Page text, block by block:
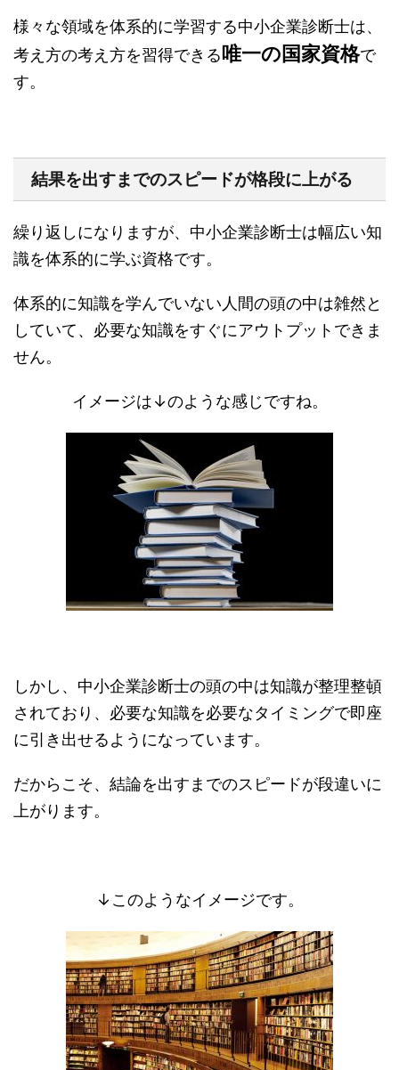
様々な領域を体系的に学習する中小企業診断士は、
考え方の考え方を習得できる 唯一の国家資格で
す。
結果を出すまでのスピードが格段に上がる
繰り返しになりますが、中小企業診断士は幅広い知
識を体系的に学ぶ資格です。
体系的に知識を学んでいない人間の頭の中は雑然と
していて、必要な知識をすぐにアウトプットできま
せん。
イメージは↓のような感じですね。
しかし、中小企業診断士の頭の中は知識が整理整頓
されており、必要な知識を必要なタイミングで即座
に引き出せるようになっています。
だからこそ、結論を出すまでのスピードが段違いに
上がります。
↓このようなイメージです。